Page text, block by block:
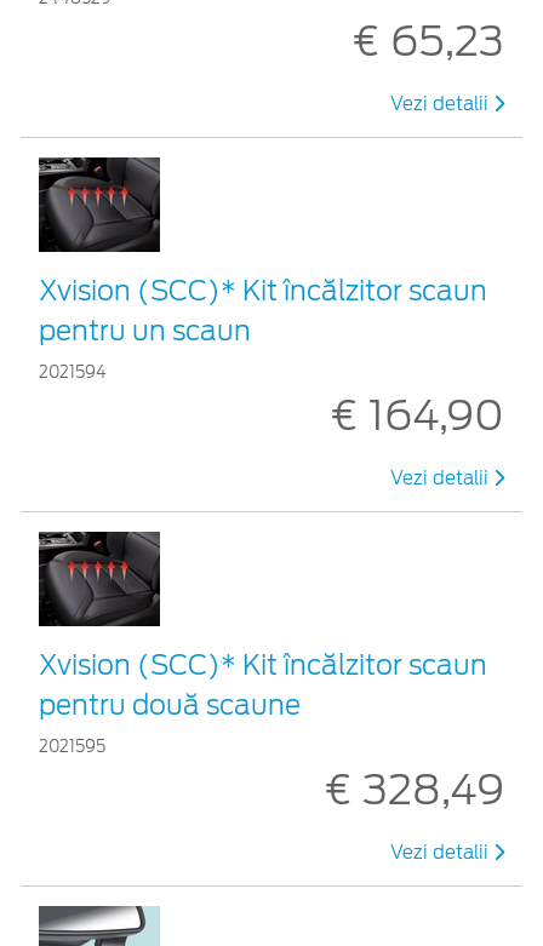
€ 65,23
Vezi detalii
Xvision (SCC)* Kit încălzitor scaun
pentru un scaun
2021594
€ 164,90
Vezi detalii
Xvision (SCC)* Kit încălzitor scaun
pentru două scaune
2021595
€ 328,49
Vezi detalii